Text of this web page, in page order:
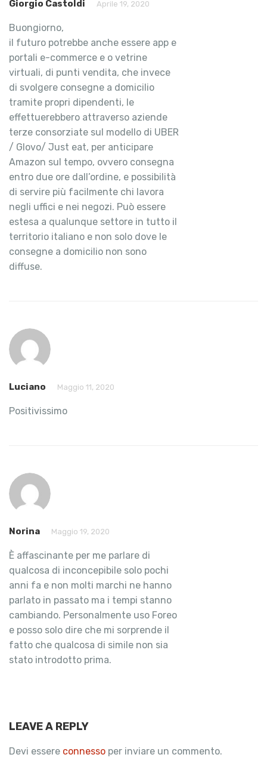
Giorgio Castoldi Aprile 19, 2020
Buongiorno,
il futuro potrebbe anche essere app e
portali e-commerce e o vetrine
virtuali, di punti vendita, che invece
di svolgere consegne a domicilio
tramite propri dipendenti, le
effettuerebbero attraverso aziende
terze consorziate sul modello di UBER
/ Glovo/ Just eat, per anticipare
Amazon sul tempo, ovvero consegna
entro due ore dall’ordine, e possibilità
di servire più facilmente chi lavora
negli uffici e nei negozi. Può essere
estesa a qualunque settore in tutto il
territorio italiano e non solo dove le
consegne a domicilio non sono
diffuse.
Luciano Maggio 11, 2020
Positivissimo
Norina Maggio 19, 2020
È affascinante per me parlare di
qualcosa di inconcepibile solo pochi
anni fa e non molti marchi ne hanno
parlato in passato ma i tempi stanno
cambiando. Personalmente uso Foreo
e posso solo dire che mi sorprende il
fatto che qualcosa di simile non sia
stato introdotto prima.
LEAVE A REPLY
Devi essere connesso per inviare un commento.